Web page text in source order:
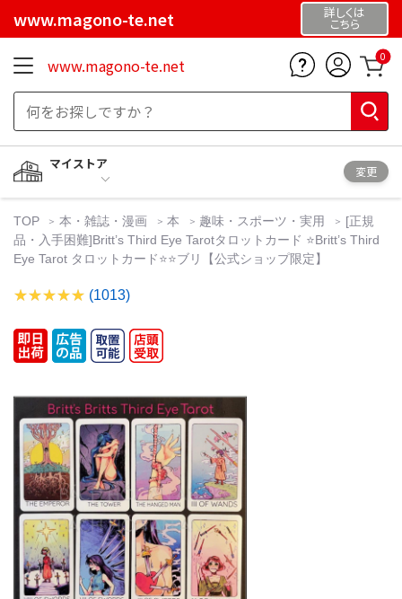
www.magono-te.net 詳しくは
こちら
www.magono-te.net 0
マイストア
変更
TOP 本・雑誌・漫画 本 趣味・スポーツ・実用
[正規
品・入手困難]Britt’s Third Eye Tarotタロットカード ⭐️Britt’s Third
Eye Tarot タロットカード⭐️⭐️ブリ【公式ショップ限定】
(1013)